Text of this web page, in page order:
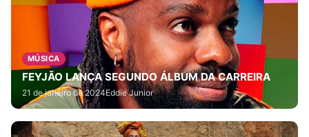
MÚSICA
FEYJÃO LANÇA SEGUNDO ÁLBUM DA CARREIRA
21 de janeiro de 2024Eddie Junior